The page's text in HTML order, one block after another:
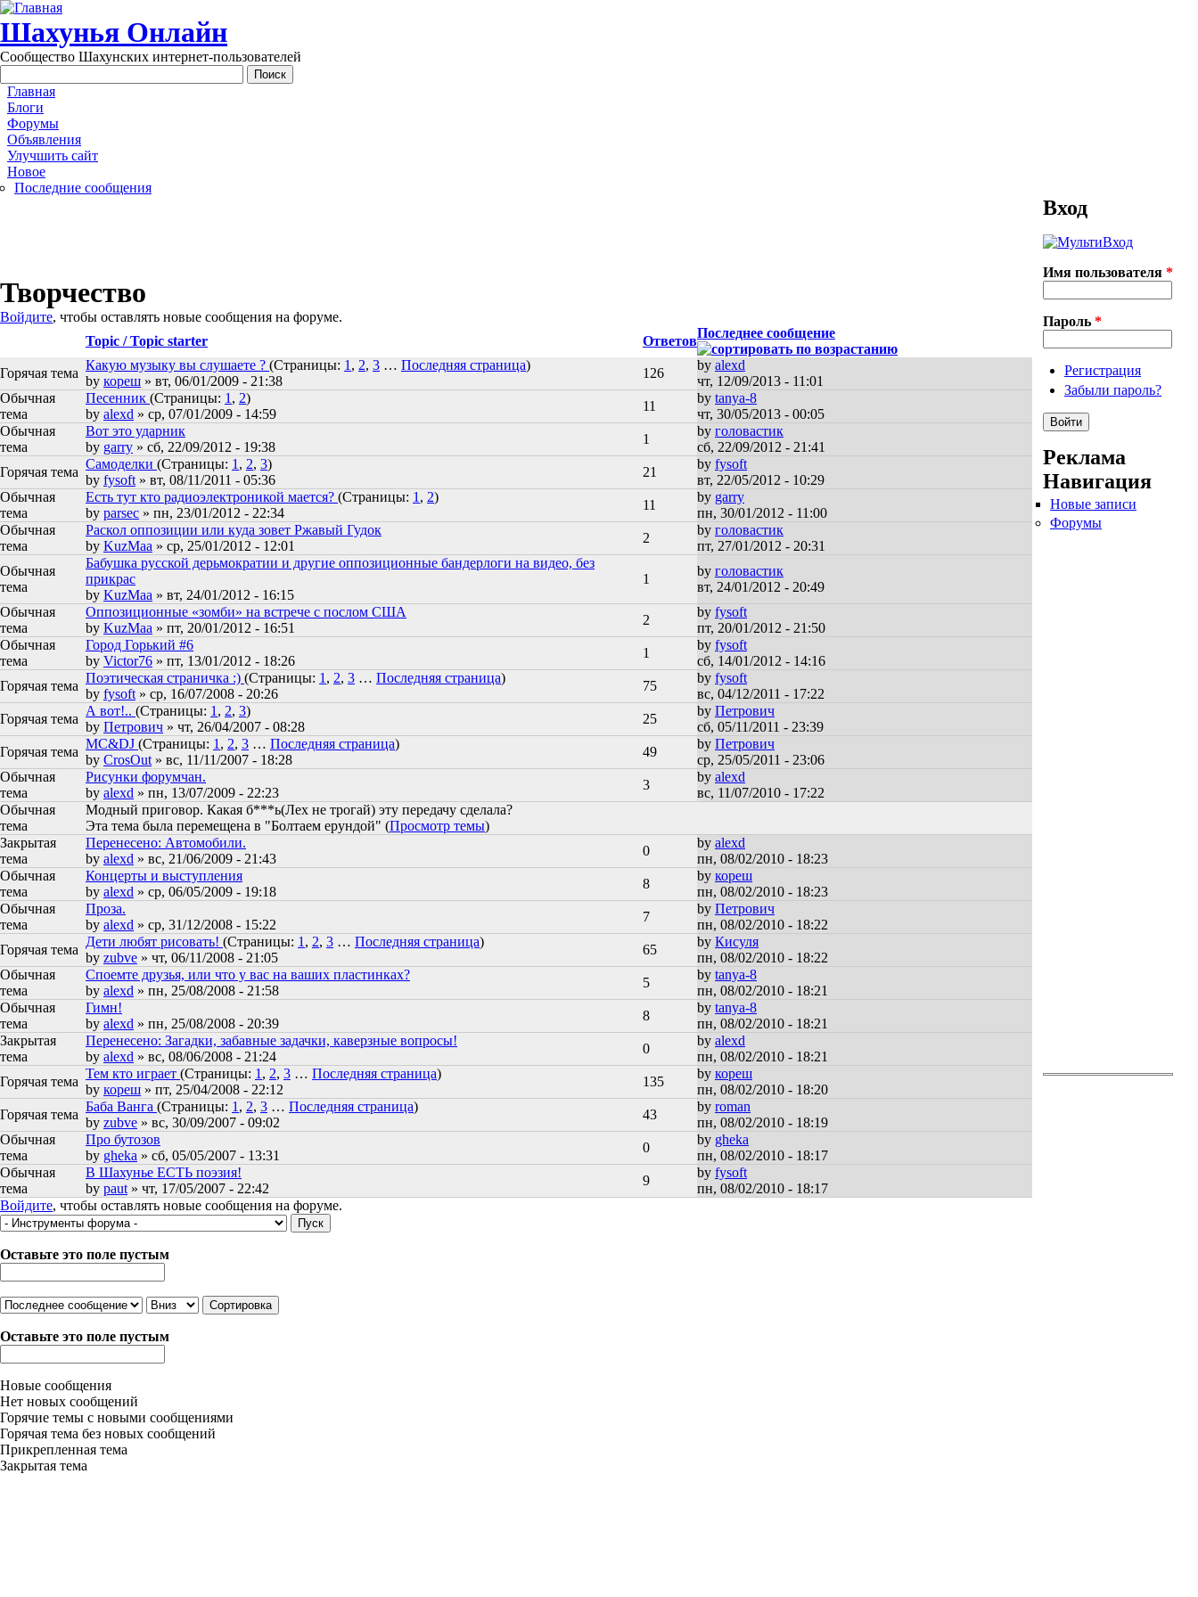
Перейти к основному содержанию
Шахунья Онлайн
Сообщество Шахунских интернет-пользователей
Main menu
Главная
Блоги
Форумы
Объявления
Улучшить сайт
Новое
Последние сообщения
Творчество
Войдите, чтобы оставлять новые сообщения на форуме.
Topic / Topic starter
Ответов
Последнее сообщение
Горячая тема
Какую музыку вы слушаете ? (Страницы: 1 , 2, 3 … Последняя страница)
by кореш » вт, 06/01/2009 - 21:38
126
by alexd
чт, 12/09/2013 - 11:01
Обычная
тема
Песенник (Страницы: 1 , 2)
by alexd » ср, 07/01/2009 - 14:59
11
by tanya-8
чт, 30/05/2013 - 00:05
Обычная
тема
Вот это ударник
by garry » сб, 22/09/2012 - 19:38
1
by головастик
сб, 22/09/2012 - 21:41
Горячая тема
Самоделки (Страницы: 1 , 2, 3)
by fysoft » вт, 08/11/2011 - 05:36
21
by fysoft
вт, 22/05/2012 - 10:29
Обычная
тема
Есть тут кто радиоэлектроникой мается? (Страницы: 1 , 2)
by parsec » пн, 23/01/2012 - 22:34
11
by garry
пн, 30/01/2012 - 11:00
Обычная
тема
Раскол оппозиции или куда зовет Ржавый Гудок
by KuzMaa » ср, 25/01/2012 - 12:01
2
by головастик
пт, 27/01/2012 - 20:31
Обычная
тема
Бабушка русской дерьмократии и другие оппозиционные бандерлоги на видео, без
прикрас
by KuzMaa » вт, 24/01/2012 - 16:15
1
by головастик
вт, 24/01/2012 - 20:49
Обычная
тема
Оппозиционные «зомби» на встрече с послом США
by KuzMaa » пт, 20/01/2012 - 16:51
2
by fysoft
пт, 20/01/2012 - 21:50
Обычная
тема
Город Горький #6
by Victor76 » пт, 13/01/2012 - 18:26
1
by fysoft
сб, 14/01/2012 - 14:16
Горячая тема
Поэтическая страничка :) (Страницы: 1 , 2, 3 … Последняя страница)
by fysoft » ср, 16/07/2008 - 20:26
75
by fysoft
вс, 04/12/2011 - 17:22
Горячая тема
А вот!.. (Страницы: 1 , 2, 3)
by Петрович » чт, 26/04/2007 - 08:28
25
by Петрович
сб, 05/11/2011 - 23:39
Горячая тема
MC&DJ (Страницы: 1 , 2, 3 … Последняя страница)
by CrosOut » вс, 11/11/2007 - 18:28
49
by Петрович
ср, 25/05/2011 - 23:06
Обычная
тема
Рисунки форумчан.
by alexd » пн, 13/07/2009 - 22:23
3
by alexd
вс, 11/07/2010 - 17:22
Обычная
тема
Модный приговор. Какая б***ь(Лех не трогай) эту передачу сделала?
Эта тема была перемещена в "Болтаем ерундой" (Просмотр темы)
Закрытая
тема
Перенесено: Автомобили.
by alexd » вс, 21/06/2009 - 21:43
0
by alexd
пн, 08/02/2010 - 18:23
Обычная
тема
Концерты и выступления
by alexd » ср, 06/05/2009 - 19:18
8
by кореш
пн, 08/02/2010 - 18:23
Обычная
тема
Проза.
by alexd » ср, 31/12/2008 - 15:22
7
by Петрович
пн, 08/02/2010 - 18:22
Горячая тема
Дети любят рисовать! (Страницы: 1 , 2, 3 … Последняя страница)
by zubve » чт, 06/11/2008 - 21:05
65
by Кисуля
пн, 08/02/2010 - 18:22
Обычная
тема
Споемте друзья, или что у вас на ваших пластинках?
by alexd » пн, 25/08/2008 - 21:58
5
by tanya-8
пн, 08/02/2010 - 18:21
Обычная
тема
Гимн!
by alexd » пн, 25/08/2008 - 20:39
8
by tanya-8
пн, 08/02/2010 - 18:21
Закрытая
тема
Перенесено: Загадки, забавные задачки, каверзные вопросы!
by alexd » вс, 08/06/2008 - 21:24
0
by alexd
пн, 08/02/2010 - 18:21
Горячая тема
Тем кто играет (Страницы: 1 , 2, 3 … Последняя страница)
by кореш » пт, 25/04/2008 - 22:12
135
by кореш
пн, 08/02/2010 - 18:20
Горячая тема
Баба Ванга (Страницы: 1 , 2, 3 … Последняя страница)
by zubve » вс, 30/09/2007 - 09:02
43
by roman
пн, 08/02/2010 - 18:19
Обычная
тема
Про бутозов
by gheka » сб, 05/05/2007 - 13:31
0
by gheka
пн, 08/02/2010 - 18:17
Обычная
тема
В Шахунье ЕСТЬ поэзия!
by paut » чт, 17/05/2007 - 22:42
9
by fysoft
пн, 08/02/2010 - 18:17
Войдите, чтобы оставлять новые сообщения на форуме.
Оставьте это поле пустым
Сортировка по Сортировка
Оставьте это поле пустым
Новые сообщения
Нет новых сообщений
Горячие темы с новыми сообщениями
Горячая тема без новых сообщений
Прикрепленная тема
Закрытая тема
Вход
Имя пользователя *
Пароль *
Регистрация
Забыли пароль?
Реклама
Навигация
Новые записи
Форумы